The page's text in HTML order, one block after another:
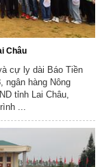
Châu
cự ly dài Báo Tiền
ngân hàng Nông
tỉnh Lai Châu,
...